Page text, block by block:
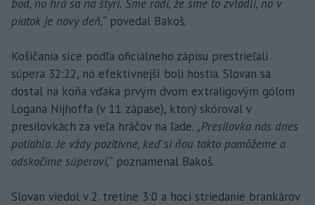
bod, no hrá sa na štyri. Sme radi, že sme to zvládli, no v
piatok je nový deň,“ povedal Bakoš.
Košičania síce podľa oficiálneho zápisu prestrieľali
súpera 32:22, no efektívnejší boli hostia. Slovan sa
dostal na koňa vďaka prvým dvom extraligovým gólom
Logana Nijhoffa (v 11. zápase), ktorý skóroval v
presilovkách za veľa hráčov na ľade. „Presilovka nás dnes
potiahla. Je vždy pozitívne, keď si ňou takto pomôžeme a
odskočíme súperovi,“ poznamenal Bakoš.
Slovan viedol v 2. tretine 3:0 a hoci striedanie brankárov